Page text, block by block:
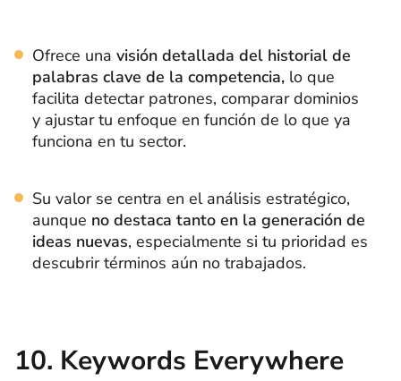
Ofrece una visión detallada del historial de
palabras clave de la competencia, lo que
facilita detectar patrones, comparar dominios
y ajustar tu enfoque en función de lo que ya
funciona en tu sector.
Su valor se centra en el análisis estratégico,
aunque no destaca tanto en la generación de
ideas nuevas, especialmente si tu prioridad es
descubrir términos aún no trabajados.
10. Keywords Everywhere